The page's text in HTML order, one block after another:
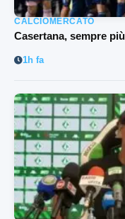
CALCIOMERCATO
Casertana, sempre
1h fa